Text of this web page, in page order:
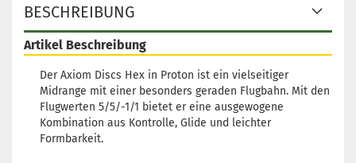
1
Lieferzeit:
3 Arbeitstage
BESCHREIBUNG
Artikel Beschreibung
Der Axiom Discs Hex in Proton ist ein vielseitiger
Midrange mit einer besonders geraden Flugbahn. Mit den
Flugwerten 5/5/-1/1 bietet er eine ausgewogene
Kombination aus Kontrolle, Glide und leichter
Formbarkeit.